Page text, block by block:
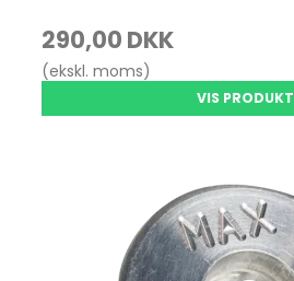
290,00 DKK
(ekskl. moms)
VIS PRODUKT